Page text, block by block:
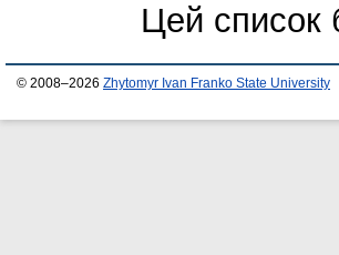
Цей список
© 2008–2026 Zhytomyr Ivan Franko State University